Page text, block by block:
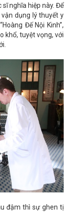
nghĩa hiệp này. Để
dụng lý thuyết y
Đế Nội Kinh”,
khổ, tuyệt vọng, với
đậm thì sự ghen tị